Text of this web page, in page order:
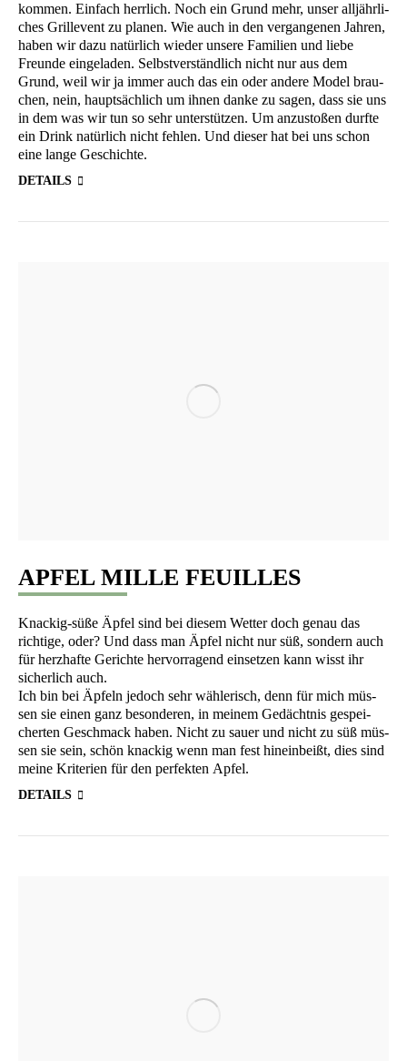
kom­men. Ein­fach herr­lich. Noch ein Grund mehr, unser all­jähr­li­
ches Gril­le­vent zu pla­nen. Wie auch in den ver­gan­ge­nen Jah­ren,
haben wir dazu natür­lich wie­der unse­re Fami­li­en und lie­be
Freun­de ein­ge­la­den. Selbst­ver­ständ­lich nicht nur aus dem
Grund, weil wir ja immer auch das ein oder ande­re Model brau­
chen, nein, haupt­säch­lich um ihnen dan­ke zu sagen, dass sie uns
in dem was wir tun so sehr unter­stüt­zen. Um anzu­sto­ßen durf­te
ein Drink natür­lich nicht feh­len. Und die­ser hat bei uns schon
eine lan­ge Geschichte.
DETAILS
APFEL MILLE FEUILLES
Kna­ckig-süße Äpfel sind bei die­sem Wet­ter doch genau das
rich­ti­ge, oder? Und dass man Äpfel nicht nur süß, son­dern auch
für herz­haf­te Gerich­te her­vor­ra­gend ein­set­zen kann wisst ihr
sicher­lich auch.
Ich bin bei Äpfeln jedoch sehr wäh­le­risch, denn für mich müs­
sen sie einen ganz beson­de­ren, in mei­nem Gedächt­nis gespei­
cher­ten Geschmack haben. Nicht zu sau­er und nicht zu süß müs­
sen sie sein, schön kna­ckig wenn man fest hin­ein­beißt, dies sind
mei­ne Kri­te­ri­en für den per­fek­ten Apfel.
DETAILS